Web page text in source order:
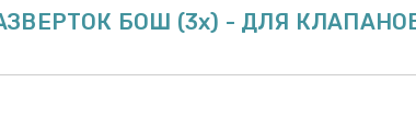
БОШ (3х) - ДЛЯ